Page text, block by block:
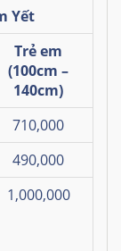
Yết
Trẻ em
(100cm –
140cm)
710,000
490,000
1,000,000